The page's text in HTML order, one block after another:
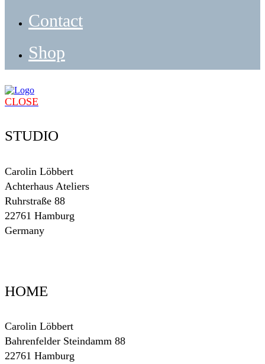
Contact
Shop
CLOSE
STUDIO
Carolin Löbbert
Achterhaus Ateliers
Ruhrstraße 88
22761 Hamburg
Germany
HOME
Carolin Löbbert
Bahrenfelder Steindamm 88
22761 Hamburg